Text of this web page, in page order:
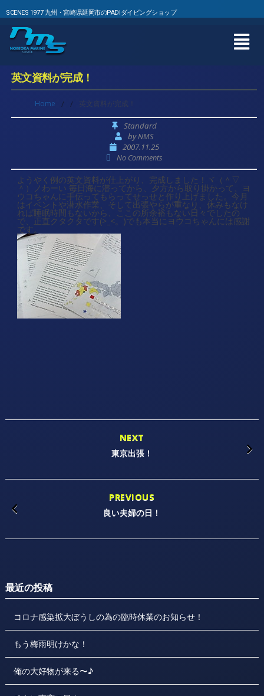
SCENES 1977 九州・宮崎県延岡市のPADIダイビングショップ
英文資料が完成！
Home / / 英文資料が完成！
Standard
byNMS
2007.11.25
No Comments
ようやく例の英文資料が仕上がり、完成しました！ヾ（＾▽
＾）ノわーい 毎日海に潜ってから、夕方から取り掛かって、ヨ
ウコちゃんに手伝ってもらってせっせと作り上げました。今月
はイベントや潜水作業、そして出張やらが重なり、休みもなけ
れば睡眠時間もないから、ここの所余裕もない日々でしたの
で、正直クタクタです(>_<。)でも本当にヨウコちゃんには感謝
です。
NEXT
東京出張！
PREVIOUS
良い夫婦の日！
最近の投稿
コロナ感染拡大ぼうしの為の臨時休業のお知らせ！
もう梅雨明けかな！
俺の大好物が来る〜♪